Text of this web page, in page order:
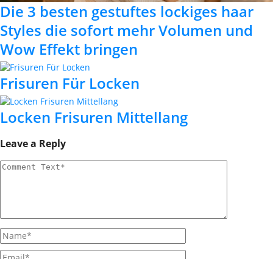
Die 3 besten gestuftes lockiges haar
Styles die sofort mehr Volumen und
Wow Effekt bringen
Frisuren Für Locken
Locken Frisuren Mittellang
Leave a Reply